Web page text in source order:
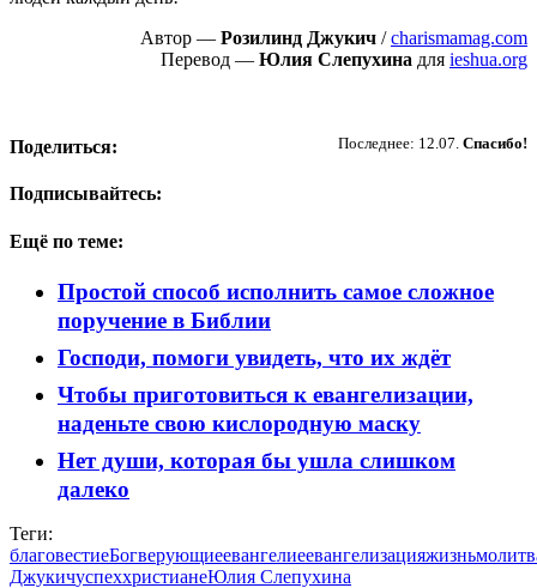
Автор — Розилинд Джукич /charismamag.com
Перевод — Юлия Слепухина для ieshua.org
Последнее: 12.07. Спасибо!
Поделиться:
Подписывайтесь:
Ещё по теме:
Простой способ исполнить самое сложное
поручение в Библии
Господи, помоги увидеть, что их ждёт
Чтобы приготовиться к евангелизации,
наденьте свою кислородную маску
Нет души, которая бы ушла слишком
далеко
Теги:
благовестиеБогверующиеевангелиеевангелизацияжизнь
ДжукичуспеххристианеЮлия Слепухина